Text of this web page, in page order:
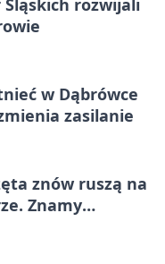
rozwijali
w Dąbrówce
zasilanie
znów ruszą na
Znamy